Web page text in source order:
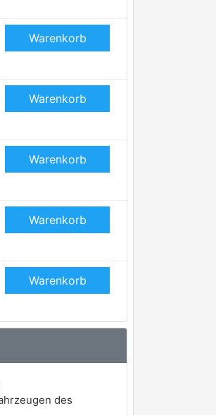
Warenkorb
Warenkorb
Warenkorb
Warenkorb
Warenkorb
des